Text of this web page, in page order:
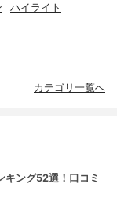
ハイライト
カテゴリ一覧へ
キング52選！口コミ